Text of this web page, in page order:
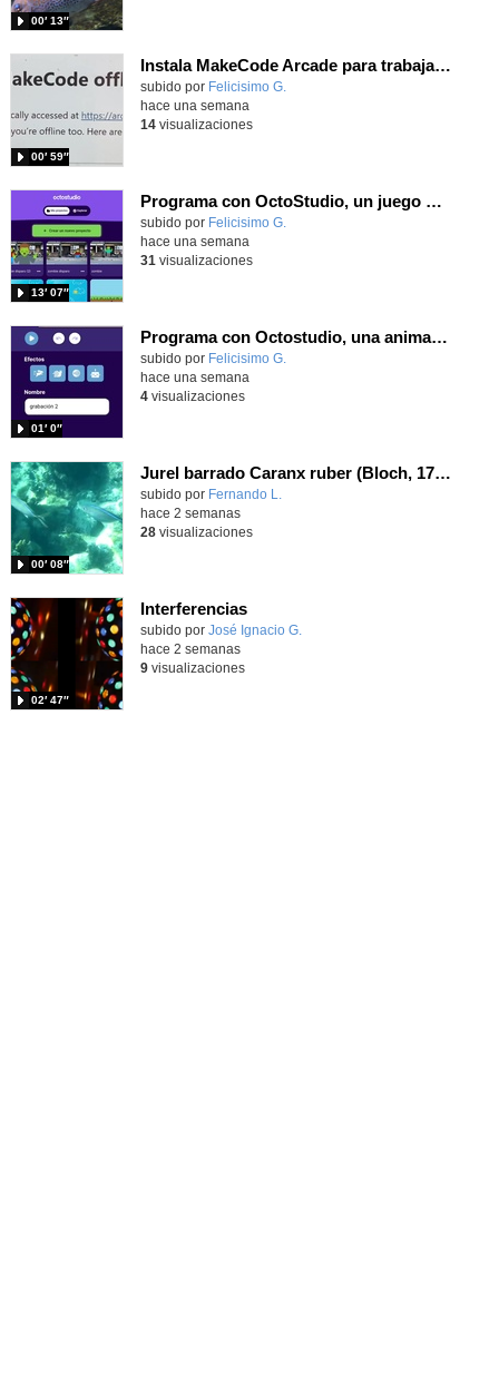
00′ 13″
Instala MakeCode Arcade para trabajar offline en tu tablet, ordenador, Chromebook
Contenido educativo.
subido por Felicisimo G.
00′ 59″
hace una semana
14visualizaciones
Programa con OctoStudio, un juego de disparos contra Zombies con un cargador basado en el House of the dead
Contenido educativo.
subido por Felicisimo G.
13′ 07″
hace una semana
31 visualizaciones
Programa con Octostudio, una animación utilizando la cámara para una foto y audio y texto para comunicar.
Contenido educativo.
subido por Felicisimo G.
01′ 0″
hace una semana
4visualizaciones
Jurel barrado Caranx ruber (Bloch, 1793)
Contenido educativo.
subido por Fernando L.
00′ 08″
hace 2 semanas
28visualizaciones
Interferencias
Contenido educativo.
subido por José Ignacio G.
02′ 47″
hace 2 semanas
9visualizaciones